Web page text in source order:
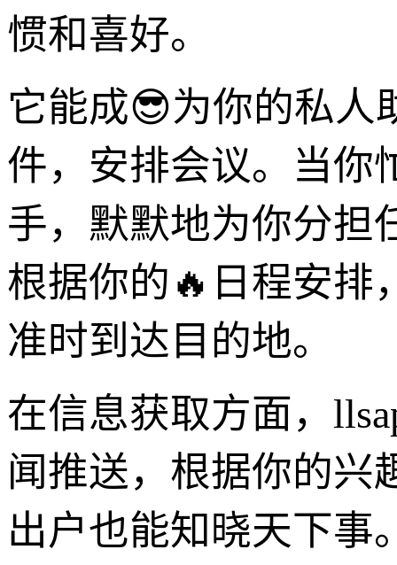
惯和喜好。
它能成😎为你的私人
件，安排会议。当你
手，默默地为你分担
根据你的🔥日程安排
准时到达目的地。
在信息获取方面，
闻推送，根据你的兴
出户也能知晓天下事